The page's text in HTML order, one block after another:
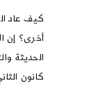
كيف عاد
أخرى؟ إن
كانون الثاني 2011 إلى ثلاث